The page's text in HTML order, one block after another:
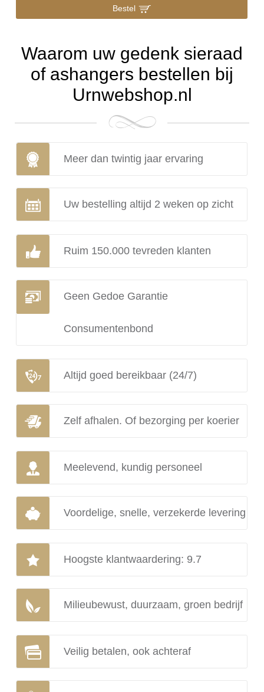
Bestel
Waarom uw gedenk sieraad
of ashangers bestellen bij
Urnwebshop.nl
Meer dan twintig jaar ervaring
Uw bestelling altijd 2 weken op zicht
Ruim 150.000 tevreden klanten
Geen Gedoe Garantie
Consumentenbond
Altijd goed bereikbaar (24/7)
Zelf afhalen. Of bezorging per koerier
Meelevend, kundig personeel
Voordelige, snelle, verzekerde levering
Hoogste klantwaardering: 9.7
Milieubewust, duurzaam, groen bedrijf
Veilig betalen, ook achteraf